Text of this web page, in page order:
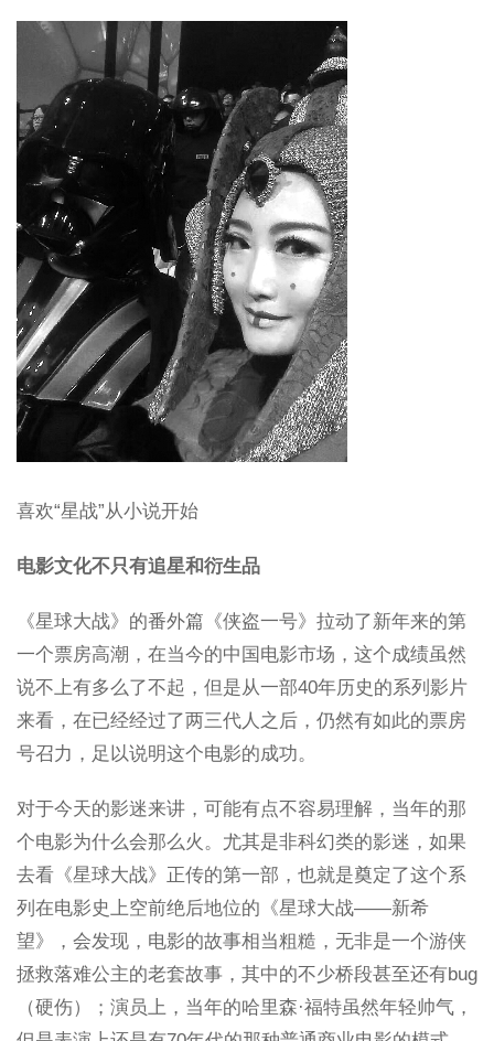
喜欢“星战”从小说开始
电影文化不只有追星和衍生品
《星球大战》的番外篇《侠盗一号》拉动了新年来的第
一个票房高潮，在当今的中国电影市场，这个成绩虽然
说不上有多么了不起，但是从一部40年历史的系列影片
来看，在已经经过了两三代人之后，仍然有如此的票房
号召力，足以说明这个电影的成功。
对于今天的影迷来讲，可能有点不容易理解，当年的那
个电影为什么会那么火。尤其是非科幻类的影迷，如果
去看《星球大战》正传的第一部，也就是奠定了这个系
列在电影史上空前绝后地位的《星球大战——新希
望》，会发现，电影的故事相当粗糙，无非是一个游侠
拯救落难公主的老套故事，其中的不少桥段甚至还有bug
（硬伤）；演员上，当年的哈里森·福特虽然年轻帅气，